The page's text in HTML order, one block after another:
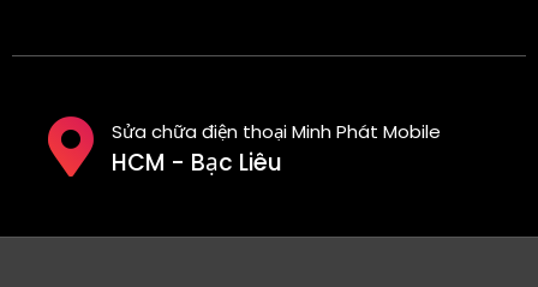
Sửa chữa điện thoại Minh Phát Mobile
HCM - Bạc Liêu